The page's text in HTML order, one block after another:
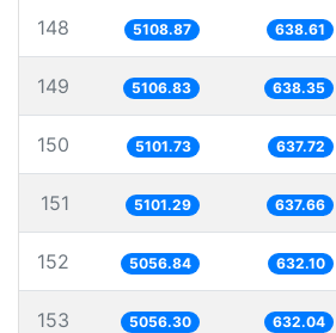
148 5108.87 638.61
149 5106.83 638.35
150 5101.73 637.72
151 5101.29 637.66
152 5056.84 632.10
153 5056.30 632.04